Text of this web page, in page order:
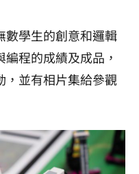
數學生的創意和邏輯
程的成績及成品，
，並有相片集給參觀